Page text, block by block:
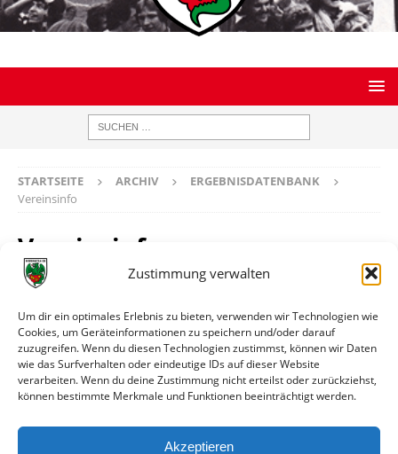
Zustimmung verwalten
Um dir ein optimales Erlebnis zu bieten, verwenden wir Technologien wie
Cookies, um Geräteinformationen zu speichern und/oder darauf
zuzugreifen. Wenn du diesen Technologien zustimmst, können wir Daten
wie das Surfverhalten oder eindeutige IDs auf dieser Website
verarbeiten. Wenn du deine Zustimmung nicht erteilst oder zurückziehst,
können bestimmte Merkmale und Funktionen beeinträchtigt werden.
Akzeptieren
STARTSEITE ARCHIV
ERGEBNISDATENBANK
Vereinsinfo
Vereinsinfo
Suryoye Worms
Ort Worms
Weitere Informationen
Spiele gegen die erste Mannschaft